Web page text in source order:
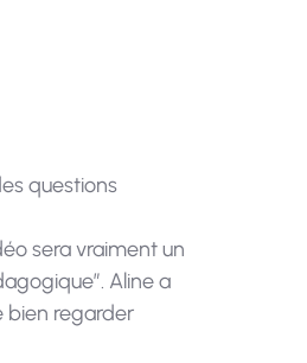
questions
sera vraiment un
Aline a
bien regarder